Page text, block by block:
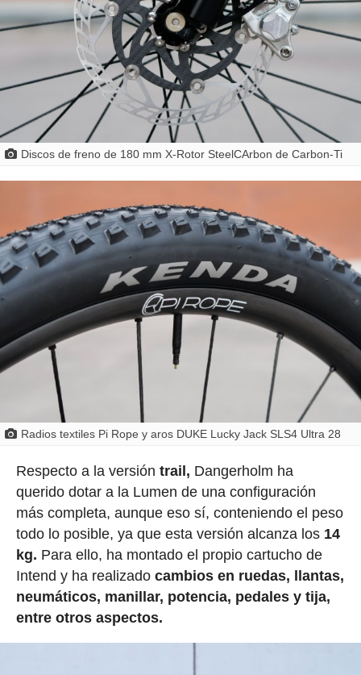
Discos de freno de 180 mm X-Rotor SteelCArbon de Carbon-Ti
Radios textiles Pi Rope y aros DUKE Lucky Jack SLS4 Ultra 28
Respecto a la versión trail, Dangerholm ha
querido dotar a la Lumen de una configuración
más completa, aunque eso sí, conteniendo el peso
todo lo posible, ya que esta versión alcanza los 14
kg. Para ello, ha montado el propio cartucho de
Intend y ha realizado cambios en ruedas, llantas,
neumáticos, manillar, potencia, pedales y tija,
entre otros aspectos.